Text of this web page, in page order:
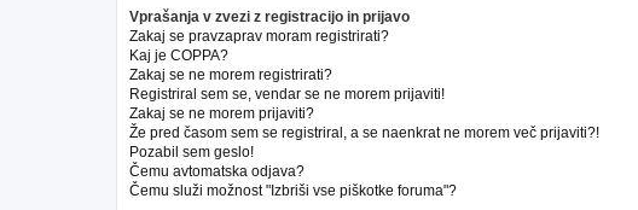
Vprašanja v zvezi z registracijo in prijavo
Zakaj se pravzaprav moram registrirati?
Kaj je COPPA?
Zakaj se ne morem registrirati?
Registriral sem se, vendar se ne morem prijaviti!
Zakaj se ne morem prijaviti?
Že pred časom sem se registriral, a se naenkrat ne morem več prijaviti?!
Pozabil sem geslo!
Čemu avtomatska odjava?
Čemu služi možnost "Izbriši vse piškotke foruma"?